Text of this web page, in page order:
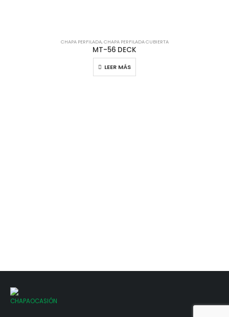
CHAPA PERFILADA,CHAPA PERFILADA CUBIERTA
MT-56 DECK
LEER MÁS